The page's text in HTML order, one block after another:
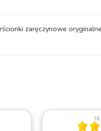
zaręczynowe oryginalne